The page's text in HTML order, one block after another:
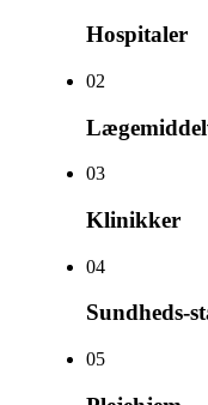
Hospitaler
02
03
Klinikker
04
Sundheds-
05